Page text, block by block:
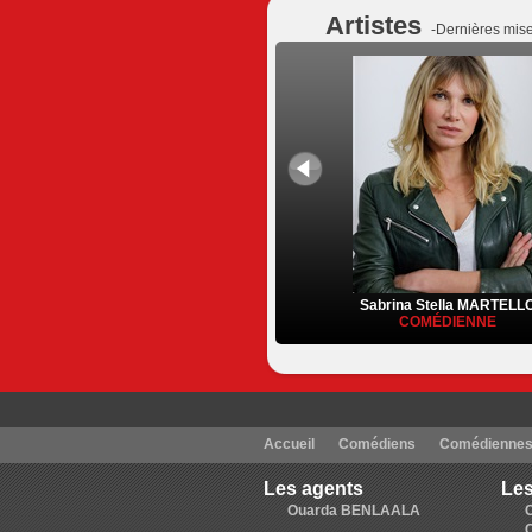
Artistes -Dernières
Sabrina Stella
COMÉDIENNE
Accueil Comédiens Comédiennes
Les agents
Ouarda BENLAALA